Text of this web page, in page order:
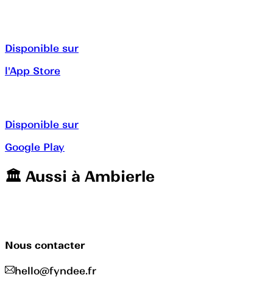
Disponible sur
l'App Store
Disponible sur
Google Play
🏛️️ Aussi à Ambierle
Nous contacter
hello@fyndee.fr